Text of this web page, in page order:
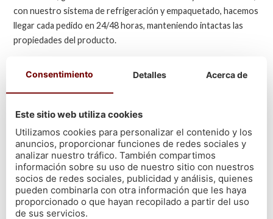
con nuestro sistema de refrigeración y empaquetado, hacemos
llegar cada pedido en 24/48 horas, manteniendo intactas las
propiedades del producto.
marisco gallego fresco
y pescado directamente desde Galicia,
sin complicaciones y con la seguridad de recibir solo lo mejor.
congelado, uno de los favoritos entre nuestros clientes.
Consentimiento Detalles Acerca de
Este sitio web utiliza cookies
Utilizamos cookies para personalizar el contenido y los
anuncios, proporcionar funciones de redes sociales y
analizar nuestro tráfico. También compartimos
información sobre su uso de nuestro sitio con nuestros
socios de redes sociales, publicidad y análisis, quienes
pueden combinarla con otra información que les haya
proporcionado o que hayan recopilado a partir del uso
de sus servicios.